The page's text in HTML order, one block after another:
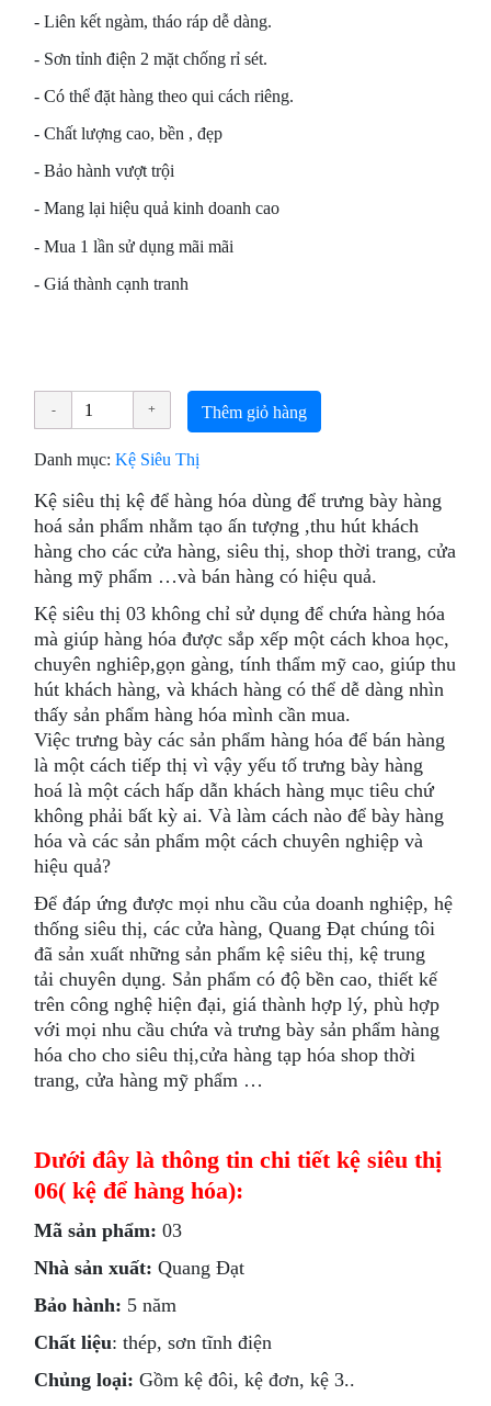
- Liên kết ngàm, tháo ráp dễ dàng.
- Sơn tỉnh điện 2 mặt chống rỉ sét.
- Có thể đặt hàng theo qui cách riêng.
- Chất lượng cao, bền , đẹp
- Bảo hành vượt trội
- Mang lại hiệu quả kinh doanh cao
- Mua 1 lần sử dụng mãi mãi
- Giá thành cạnh tranh
Thêm giỏ hàng
Danh mục:Kệ Siêu Thị
Kệ siêu thị kệ để hàng hóa dùng để trưng bày hàng
hoá sản phẩm nhằm tạo ấn tượng ,thu hút khách
hàng cho các cửa hàng, siêu thị, shop thời trang, cửa
hàng mỹ phẩm …và bán hàng có hiệu quả.
Kệ siêu thị 03 không chỉ sử dụng để chứa hàng hóa
mà giúp hàng hóa được sắp xếp một cách khoa học,
chuyên nghiêp,gọn gàng, tính thẩm mỹ cao, giúp thu
hút khách hàng, và khách hàng có thể dễ dàng nhìn
thấy sản phẩm hàng hóa mình cần mua.
Việc trưng bày các sản phẩm hàng hóa để bán hàng
là một cách tiếp thị vì vậy yếu tố trưng bày hàng
hoá là một cách hấp dẫn khách hàng mục tiêu chứ
không phải bất kỳ ai. Và làm cách nào để bày hàng
hóa và các sản phẩm một cách chuyên nghiệp và
hiệu quả?
Để đáp ứng được mọi nhu cầu của doanh nghiệp, hệ
thống siêu thị, các cửa hàng, Quang Đạt chúng tôi
đã sản xuất những sản phẩm kệ siêu thị, kệ trung
tải chuyên dụng. Sản phẩm có độ bền cao, thiết kế
trên công nghệ hiện đại, giá thành hợp lý, phù hợp
với mọi nhu cầu chứa và trưng bày sản phẩm hàng
hóa cho cho siêu thị,cửa hàng tạp hóa shop thời
trang, cửa hàng mỹ phẩm …
Dưới đây là thông tin chi tiết kệ siêu thị
06( kệ để hàng hóa):
Mã sản phẩm: 03
Nhà sản xuất:Quang Đạt
Bảo hành: 5 năm
Chất liệu: thép, sơn tĩnh điện
Chủng loại:Gồm kệ đôi, kệ đơn, kệ 3..